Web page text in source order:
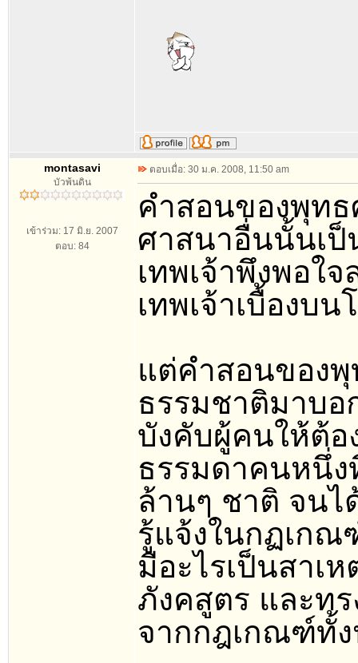
montasavi
บัวพ้นดิน
เข้าร่วม: 17 มิ.ย. 2007
ตอบ: 84
ตอบเมื่อ: 30 ม.ค. 2008, 11:50 am
คำสอนของพุท
ศาสนาอื่นนั้นเป็
เทพเจ้าพึงพอใ
เทพเจ้าเบื้องบ
แต่คำสอนของพุ
ธรรมชาติมาบอ
บังคับผู้คนให้ต้อ
ธรรมดาคนหนึ่
ล้านๆ ชาติ จนไ
รู้แจ้งในกฏเกณ
มีอะไรเป็นสาเ
ภังคสูตร และท
จากกฎเกณฑ์ทั้ง